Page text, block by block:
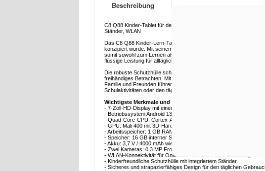
Beschreibung
C8 Q88 Kinder-Tablet für den Bildungsbereich 7" Android 13 - 1
Ständer, WLAN
Das C8 Q88 Kinder-Lern-Tablet wurde entwickelt, um Spaß und
konzipiert wurde. Mit seinem 7-Zoll-HD-Display bietet es klare
somit sowohl zum Lernen als auch zur Unterhaltung. Das Tablet
flüssige Leistung für alltägliche Kinder-Apps und Multimedia-Inhalte.
Die robuste Schutzhülle schützt das Tablet vor versehentlichen
freihändiges Betrachten. Mit zwei Kameras und WiFi-Konnektivität
Familie und Freunden führen. Der größere 4000-mAh-Akku
Schulaktivitäten oder den täglichen Gebrauch zu Hause.
Wichtigste Merkmale und Spezifikationen
- 7-Zoll-HD-Display mit einer Auflösung von 1024 x 600
- Betriebssystem Android 13
- Quad-Core-CPU: Cortex-A7@1.3GHz
- GPU: Mali 400 mit 3D-Hardwarebeschleunigung
- Arbeitsspeicher: 1 GB RAM
- Speicher: 16 GB interner Speicher
- Akku: 3,7 V / 4000 mAh wiederaufladbarer Akku
- Zwei Kameras: 0,3 MP Frontkamera + 2 MP Rückkamera
- WLAN-Konnektivität für Online-Lernen und Video-Streaming
- Kinderfreundliche Schutzhülle mit integriertem Ständer
- Sicheres und strapazierfähiges Design für den täglichen